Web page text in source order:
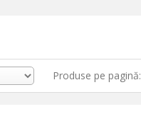
Produse pe pagină: